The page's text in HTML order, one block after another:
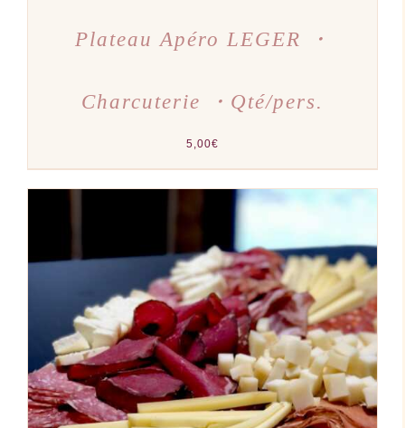
Plateau Apéro LEGER ・
Charcuterie ・Qté/pers.
5,00€
AJOUTER AU PANIER
/
DÉTAILS